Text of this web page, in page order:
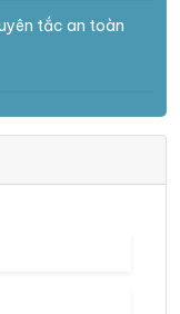
tắc an toàn